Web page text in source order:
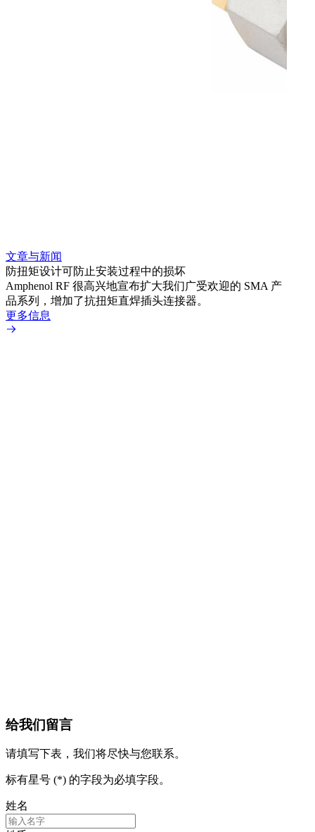
文章与新闻
防扭矩设计可防止安装过程中的损坏
Amphenol RF 很高兴地宣布扩大我们广受欢迎的 SMA 产
品系列，增加了抗扭矩直焊插头连接器。
更多信息
给我们留言
请填写下表，我们将尽快与您联系。
标有星号 (*) 的字段为必填字段。
姓名